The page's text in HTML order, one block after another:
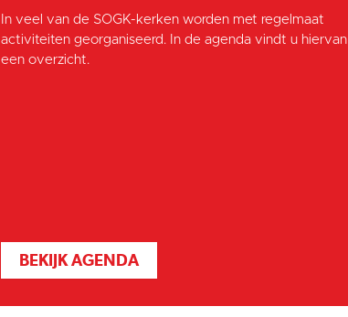
In veel van de SOGK-kerken worden met regelmaat
activiteiten georganiseerd. In de agenda vindt u hiervan
een overzicht.
BEKIJK AGENDA